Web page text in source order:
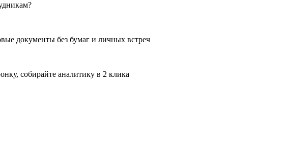
документы без бумаг и личных встреч
собирайте аналитику в 2 клика